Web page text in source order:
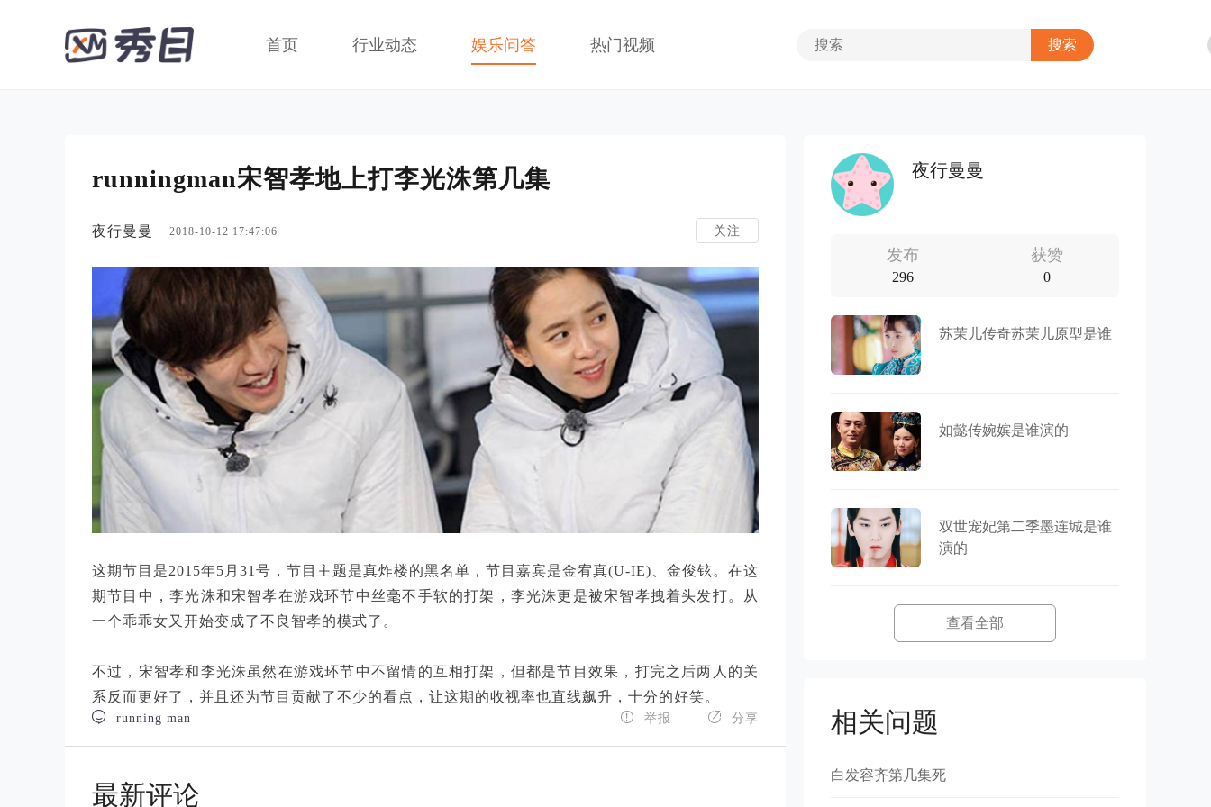
首页 行业动态 娱乐问答 热门视频
runningman宋智孝地上打李光洙第几集
夜行曼曼 2018-10-12 17:47:06 关注
这期节目是2015年5月31号，节目主题是真炸楼的黑名单，节目嘉宾是金宥真(U-IE)、金俊铉。在这
期节目中，李光洙和宋智孝在游戏环节中丝毫不手软的打架，李光洙更是被宋智孝拽着头发打。从
一个乖乖女又开始变成了不良智孝的模式了。
不过，宋智孝和李光洙虽然在游戏环节中不留情的互相打架，但都是节目效果，打完之后两人的关
系反而更好了，并且还为节目贡献了不少的看点，让这期的收视率也直线飙升，十分的好笑。
 running man  分享
 举报
最新评论
夜行曼曼
发布
296
获赞
0
苏茉儿传奇苏茉儿原型是谁
如懿传婉嫔是谁演的
双世宠妃第二季墨连城是谁
演的
查看全部
相关问题
白发容齐第几集死